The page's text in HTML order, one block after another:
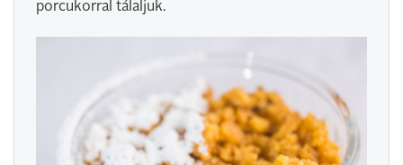
porcukorral tálaljuk.